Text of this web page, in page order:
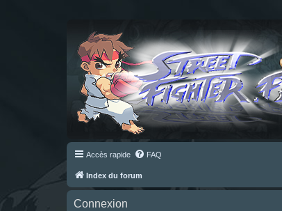
Accès rapide FAQ
Index du forum
Connexion